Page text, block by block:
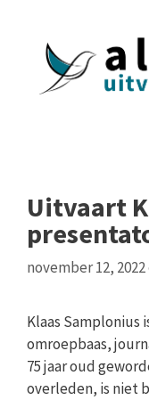
Uitvaart
november 12, 2022
Klaas Samplonius
omroepbaas,
75 jaar oud
overleden, is niet